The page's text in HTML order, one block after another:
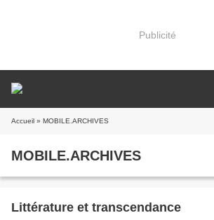
Publicité
Accueil » MOBILE.ARCHIVES
MOBILE.ARCHIVES
Littérature et transcendance